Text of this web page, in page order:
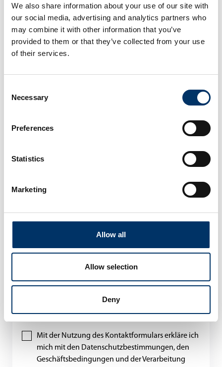
We also share information about your use of our site with
our social media, advertising and analytics partners who
may combine it with other information that you’ve
provided to them or that they’ve collected from your use
of their services.
Selection
Necessary
Preferences
Statistics
Marketing
Allow all
Allow selection
Deny
0049 (451) 290 286-0
Mit der Nutzung des Kontaktformulars erkläre ich
mich mit den Datenschutzbestimmungen, den
Geschäftsbedingungen und der Verarbeitung